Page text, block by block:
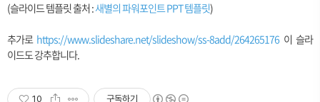
(슬라이드 템플릿 출처 :새별의 파워포인트 PPT 템플릿)
추가로 https://www.slideshare.net/slideshow/ss-8add/264265176 이 슬라
이드도 강추합니다.
10 구독하기